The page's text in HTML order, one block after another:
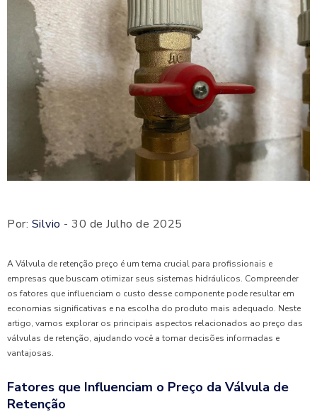
Por: Silvio - 30 de Julho de 2025
A Válvula de retenção preço é um tema crucial para profissionais e
empresas que buscam otimizar seus sistemas hidráulicos. Compreender
os fatores que influenciam o custo desse componente pode resultar em
economias significativas e na escolha do produto mais adequado. Neste
artigo, vamos explorar os principais aspectos relacionados ao preço das
válvulas de retenção, ajudando você a tomar decisões informadas e
vantajosas.
Fatores que Influenciam o Preço da Válvula de
Retenção